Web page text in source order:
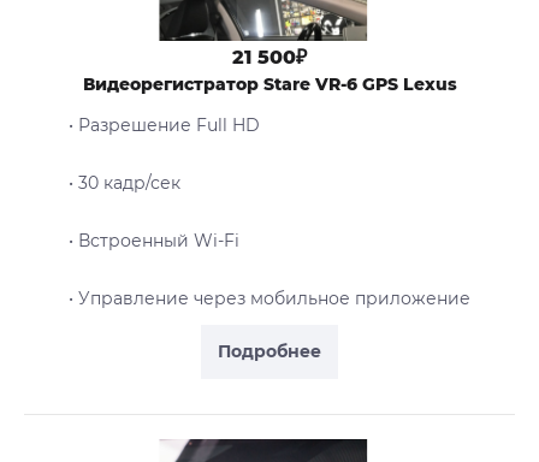
Подробнее
21 500₽
Видеорегистратор Stare VR-6 GPS Lexus
• Разрешение Full HD
• 30 кадр/сек
• Встроенный Wi-Fi
• Управление через мобильное приложение